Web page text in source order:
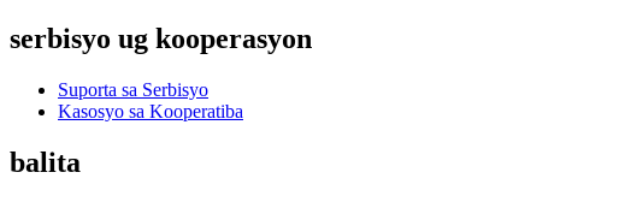
serbisyo ug kooperasyon
Suporta sa Serbisyo
Kasosyo sa Kooperatiba
balita